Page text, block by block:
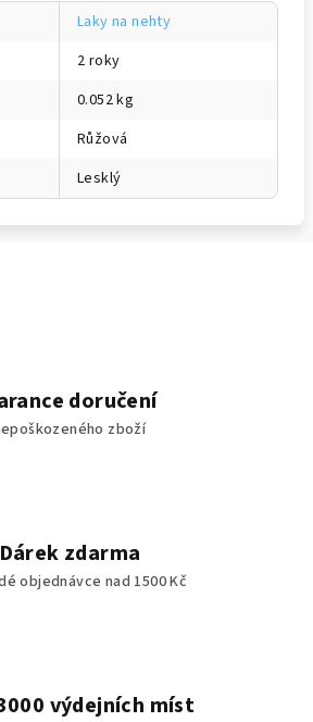
Laky na nehty
2 roky
0.052 kg
Růžová
Lesklý
doručení
zboží
Dárek zdarma
objednávce nad 1500 Kč
výdejních míst